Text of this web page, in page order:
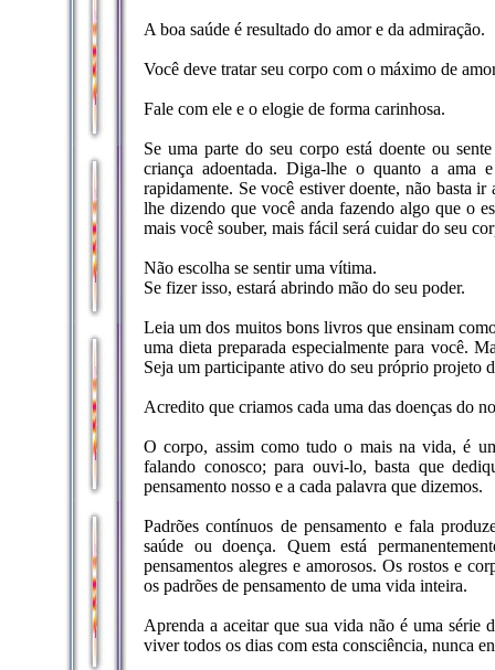
A boa saúde é resultado do amor e da admiração.
Você deve tratar seu corpo com o máximo de
Fale com ele e o elogie de forma carinhosa.
Se uma parte do seu corpo está doente ou
criança adoentada. Diga-lhe o quanto a ama
rapidamente. Se você estiver doente, não basta
lhe dizendo que você anda fazendo algo que o
mais você souber, mais fácil será cuidar do seu
Não escolha se sentir uma vítima.
Se fizer isso, estará abrindo mão do seu poder.
Leia um dos muitos bons livros que ensinam
uma dieta preparada especialmente para você.
Seja um participante ativo do seu próprio projeto
Acredito que criamos cada uma das doenças do
O corpo, assim como tudo o mais na vida, é
falando conosco; para ouvi-lo, basta que
pensamento nosso e a cada palavra que dizemos.
Padrões contínuos de pensamento e fala
saúde ou doença. Quem está
pensamentos alegres e amorosos. Os rostos e
os padrões de pensamento de uma vida inteira.
Aprenda a aceitar que sua vida não é uma série
viver todos os dias com esta consciência, nunca